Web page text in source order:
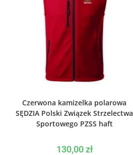
Czerwona kamizelka polarowa
SĘDZIA Polski Związek Strzelectwa
Sportowego PZSS haft
130,00zł